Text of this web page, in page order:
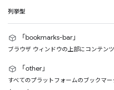
列挙型
「bookmarks-bar」
ブラウザ ウィンドウの上部にコンテン
「other」
すべてのプラットフォームのブックマ